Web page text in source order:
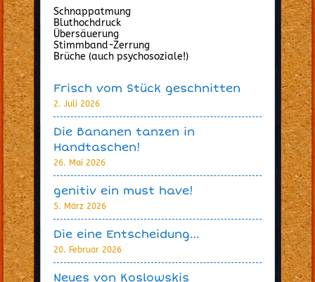
Schnappatmung
Bluthochdruck
Übersäuerung
Stimmband-Zerrung
Brüche (auch psychosoziale!)
Frisch vom Stück geschnitten
2. Juli 2026
Die Bananen tanzen in
Handtaschen!
26. Mai 2026
genitiv ein must have!
5. März 2026
Die eine Entscheidung…
20. Februar 2026
Neues von Koslowskis